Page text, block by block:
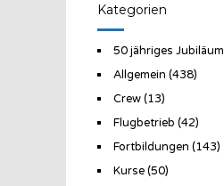
Kategorien
50 jähriges Jubiläum
Allgemein (438)
Crew(13)
Flugbetrieb (42)
Fortbildungen (143)
Kurse(50)